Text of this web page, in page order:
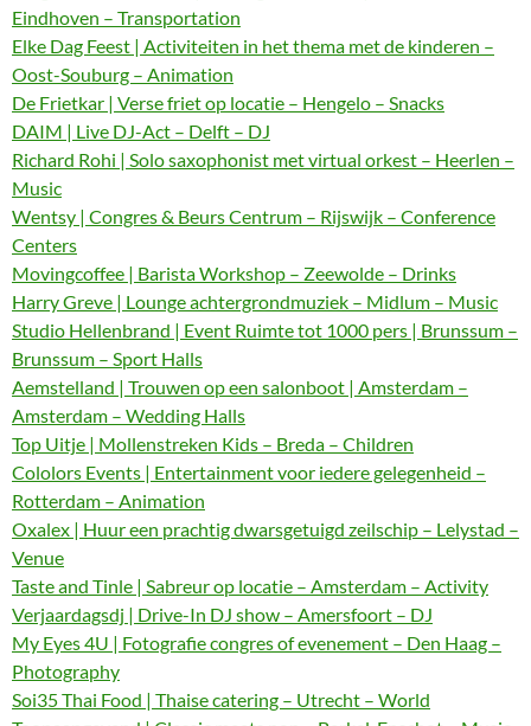
Eindhoven – Transportation
Elke Dag Feest | Activiteiten in het thema met de kinderen –
Oost-Souburg – Animation
De Frietkar | Verse friet op locatie – Hengelo – Snacks
DAIM | Live DJ-Act – Delft – DJ
Richard Rohi | Solo saxophonist met virtual orkest – Heerlen –
Music
Wentsy | Congres & Beurs Centrum – Rijswijk – Conference
Centers
Movingcoffee | Barista Workshop – Zeewolde – Drinks
Harry Greve | Lounge achtergrondmuziek – Midlum – Music
Studio Hellenbrand | Event Ruimte tot 1000 pers | Brunssum –
Brunssum – Sport Halls
Aemstelland | Trouwen op een salonboot | Amsterdam –
Amsterdam – Wedding Halls
Top Uitje | Mollenstreken Kids – Breda – Children
Cololors Events | Entertainment voor iedere gelegenheid –
Rotterdam – Animation
Oxalex | Huur een prachtig dwarsgetuigd zeilschip – Lelystad –
Venue
Taste and Tinle | Sabreur op locatie – Amsterdam – Activity
Verjaardagsdj | Drive-In DJ show – Amersfoort – DJ
My Eyes 4U | Fotografie congres of evenement – Den Haag –
Photography
Soi35 Thai Food | Thaise catering – Utrecht – World